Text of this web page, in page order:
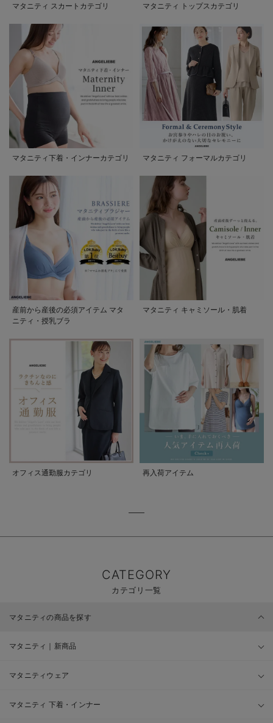
マタニティ スカートカテゴリ マタニティ トップスカテゴリ
マタニティ下着・インナーカテゴリ マタニティ フォーマルカテゴリ
産前から産後の必須アイテム マタ
ニティ・授乳ブラ
マタニティ キャミソール・肌着
オフィス通勤服カテゴリ 再入荷アイテム
CATEGORY
カテゴリ一覧
マタニティの商品を探す
マタニティ｜新商品
マタニティウェア
マタニティ 下着・インナー